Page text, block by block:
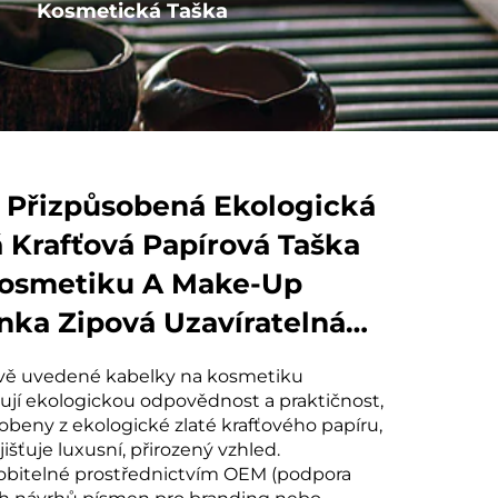
Kosmetická Taška Kotva s provázkem
Přizpůsobená Ekologická
Krafťová Papírová Taška
A Make-Up
Zipová Uzavíratelná
Odolná
Návrh S Písmem
uvedené kabelky na kosmetiku
ekologickou odpovědnost a praktičnost,
z ekologické zlaté krafťového papíru,
luxusní, přirozený vzhled.
prostřednictvím OEM (podpora